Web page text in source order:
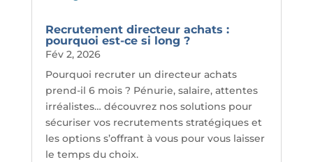
Recrutement directeur achats :
pourquoi est-ce si long ?
Fév 2, 2026
Pourquoi recruter un directeur achats
prend-il 6 mois ? Pénurie, salaire, attentes
irréalistes… découvrez nos solutions pour
sécuriser vos recrutements stratégiques et
les options s’offrant à vous pour vous laisser
le temps du choix.